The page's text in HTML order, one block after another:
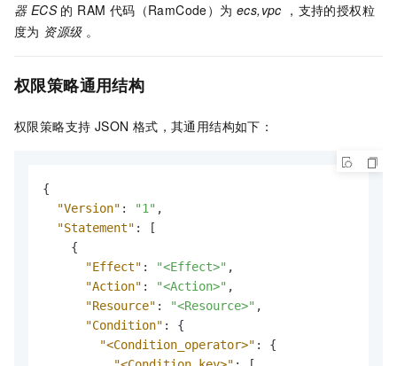
器 ECS 的 RAM 代码（RamCode）为 ecs,vpc ，支持的授权粒
度为 资源级 。
权限策略通用结构
权限策略支持 JSON 格式，其通用结构如下：
{
"Version" : "1" ,
"Statement" :
[
{
"Effect" : "<Effect>" ,
"Action" : "<Action>" ,
"Resource" : "<Resource>" ,
"Condition" :
{
"<Condition_operator>" :
{